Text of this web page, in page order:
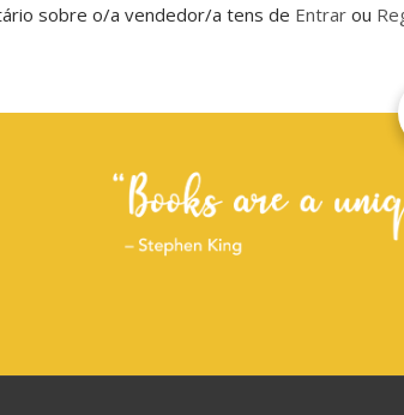
sobre o/a vendedor/a tens de Entrar ou